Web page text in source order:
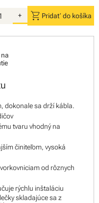
+ shopping_cart Pridať do košíka
dokonale sa drží kábla.
tvaru vhodný na
činiteľom, vysoká
od rôznych
rýchlu inštaláciu
skladajúce sa z